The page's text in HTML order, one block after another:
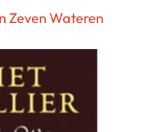
Zeven Wateren